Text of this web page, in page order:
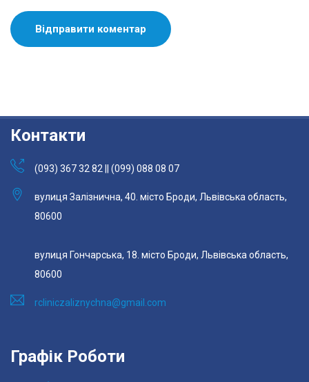
Контакти
(093) 367 32 82 || (099) 088 08 07
вулиця Залізнична, 40. місто Броди, Львівська область,
80600
вулиця Гончарська, 18. місто Броди, Львівська область,
80600
rcliniczaliznychna@gmail.com
Графік Роботи